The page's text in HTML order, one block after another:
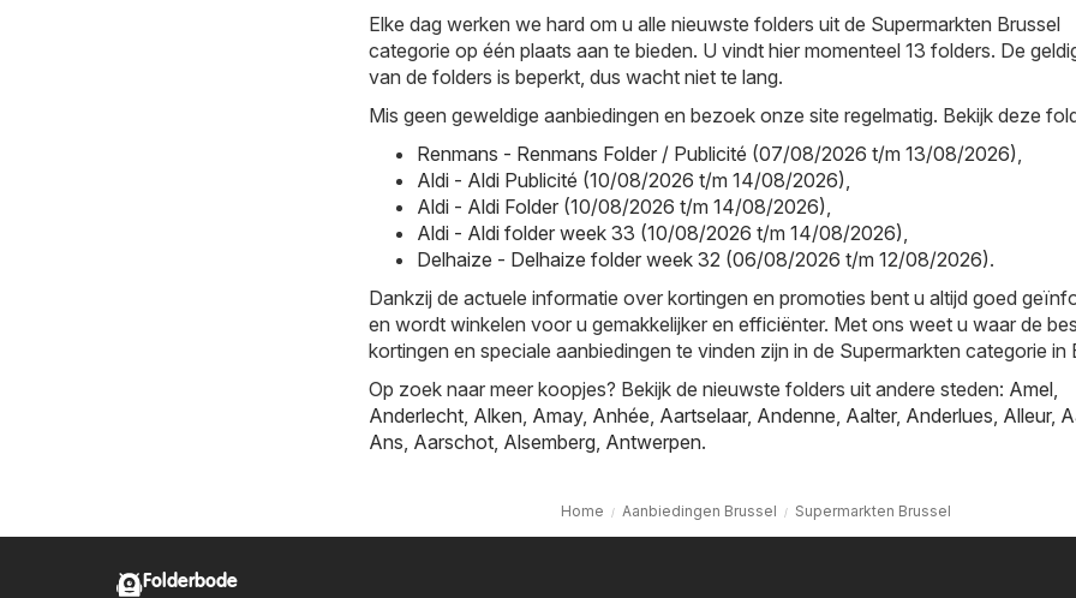
Elke dag werken we hard om u alle nieuwste folders uit de Supermarkten Brussel
categorie op één plaats aan te bieden. U vindt hier momenteel 13 folders. De
van de folders is beperkt, dus wacht niet te lang.
Mis geen geweldige aanbiedingen en bezoek onze site regelmatig. Bekijk deze
Renmans - Renmans Folder / Publicité (07/08/2026 t/m 13/08/2026),
Aldi - Aldi Publicité (10/08/2026 t/m 14/08/2026),
Aldi - Aldi Folder (10/08/2026 t/m 14/08/2026),
Aldi - Aldi folder week 33 (10/08/2026 t/m 14/08/2026),
Delhaize - Delhaize folder week 32 (06/08/2026 t/m 12/08/2026).
Dankzij de actuele informatie over kortingen en promoties bent u altijd goed
en wordt winkelen voor u gemakkelijker en efficiënter. Met ons weet u waar de
kortingen en speciale aanbiedingen te vinden zijn in de Supermarkten categorie in
Op zoek naar meer koopjes? Bekijk de nieuwste folders uit andere steden: Amel,
Anderlecht, Alken, Amay, Anhée, Aartselaar, Andenne, Aalter, Anderlues, Alleur,
Ans, Aarschot, Alsemberg, Antwerpen.
Home Aanbiedingen Brussel Supermarkten Brussel
Folderbode